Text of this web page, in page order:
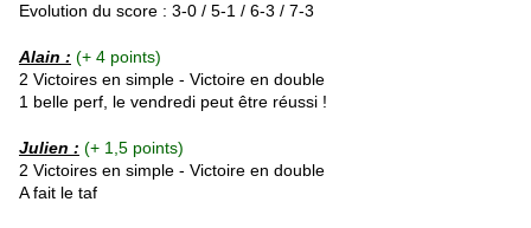
Evolution du score : 3-0 / 5-1 / 6-3 / 7-3
Alain : (+ 4 points)
2 Victoires en simple - Victoire en double
1 belle perf, le vendredi peut être réussi !
Julien : (+ 1,5 points)
2 Victoires en simple - Victoire en double
A fait le taf